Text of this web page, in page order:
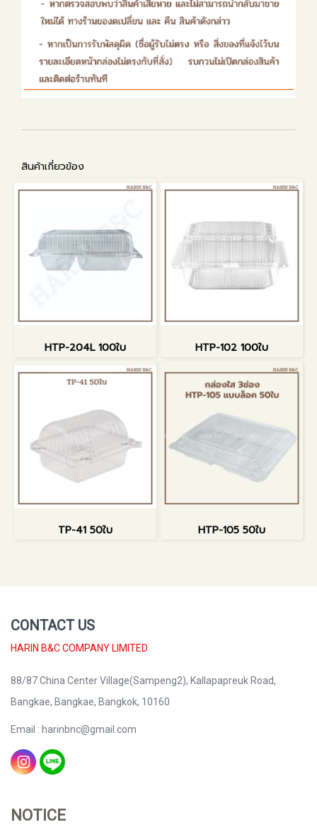
สินค้าเกี่ยวข้อง
HTP-204L 100ใบ HTP-102 100ใบ
TP-41 50ใบ HTP-105 50ใบ
CONTACT US
HARIN B&C COMPANY LIMITED
88/87 China Center Village(Sampeng2), Kallapapreuk Road,
Bangkae, Bangkae, Bangkok, 10160
Email : harinbnc@gmail.com
NOTICE